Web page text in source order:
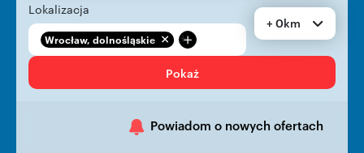
Lokalizacja
Wrocław, dolnośląskie +
+ 0km
Pokaż
Powiadom o nowych ofertach